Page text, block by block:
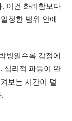
이건 화려함보다
정한 범위 안에
빙일수록 감정에
심리적 파동이 완
보는 시간이 덜